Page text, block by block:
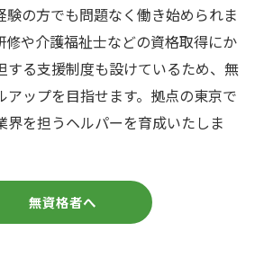
験の方でも問題なく働き始められま
修や介護福祉士などの資格取得にか
する支援制度も設けているため、無
アップを目指せます。拠点の東京で
界を担うヘルパーを育成いたしま
無資格者へ